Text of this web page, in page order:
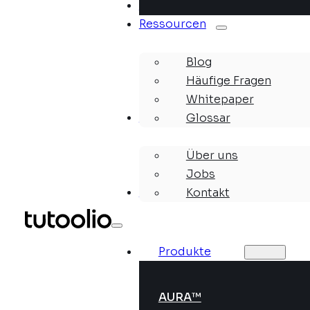
Ressourcen
Blog
Häufige Fragen
Whitepaper
Glossar
Unternehmen
Über uns
Jobs
Kontakt
Webinare
Produkte
AURA™